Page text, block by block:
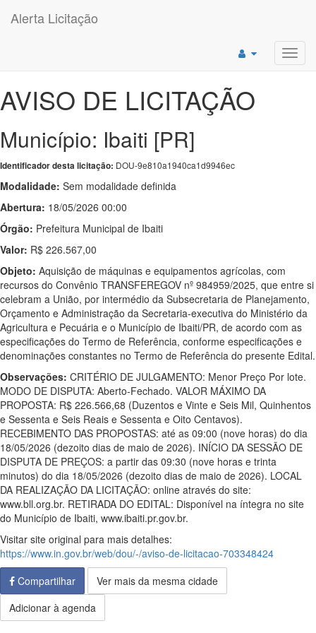
Alerta Licitação
AVISO DE LICITAÇÃO
Município: Ibaiti [PR]
Identificador desta licitação: DOU-9e810a1940ca1d9946ec
Modalidade: Sem modalidade definida
Abertura: 18/05/2026 00:00
Órgão: Prefeitura Municipal de Ibaiti
Valor: R$ 226.567,00
Objeto: Aquisição de máquinas e equipamentos agrícolas, com
recursos do Convênio TRANSFEREGOV nº 984959/2025, que entre si
celebram a União, por intermédio da Subsecretaria de Planejamento,
Orçamento e Administração da Secretaria-executiva do Ministério da
Agricultura e Pecuária e o Município de Ibaiti/PR, de acordo com as
especificações do Termo de Referência, conforme especificações e
denominações constantes no Termo de Referência do presente Edital.
Observações: CRITÉRIO DE JULGAMENTO: Menor Preço Por lote.
MODO DE DISPUTA: Aberto-Fechado. VALOR MÁXIMO DA
PROPOSTA: R$ 226.566,68 (Duzentos e Vinte e Seis Mil, Quinhentos
e Sessenta e Seis Reais e Sessenta e Oito Centavos).
RECEBIMENTO DAS PROPOSTAS: até as 09:00 (nove horas) do dia
18/05/2026 (dezoito dias de maio de 2026). INÍCIO DA SESSÃO DE
DISPUTA DE PREÇOS: a partir das 09:30 (nove horas e trinta
minutos) do dia 18/05/2026 (dezoito dias de maio de 2026). LOCAL
DA REALIZAÇÃO DA LICITAÇÃO: online através do site:
www.bll.org.br. RETIRADA DO EDITAL: Disponível na íntegra no site
do Município de Ibaiti, www.ibaiti.pr.gov.br.
Visitar site original para mais detalhes:
https://www.in.gov.br/web/dou/-/aviso-de-licitacao-703348424
Compartilhar
Ver mais da mesma cidade
Adicionar à agenda